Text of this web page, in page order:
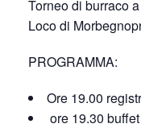
Torneo di burraco
Loco di
PROGRAMMA:
Ore 19.00
ore 19.30 buffet